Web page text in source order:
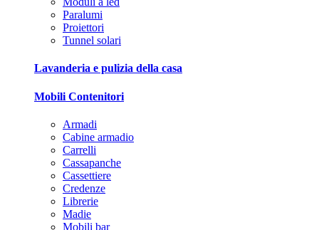
Paralumi
Proiettori
Tunnel solari
Lavanderia e pulizia della casa
Mobili Contenitori
Armadi
Cabine armadio
Carrelli
Cassapanche
Cassettiere
Credenze
Librerie
Madie
Mobili bar